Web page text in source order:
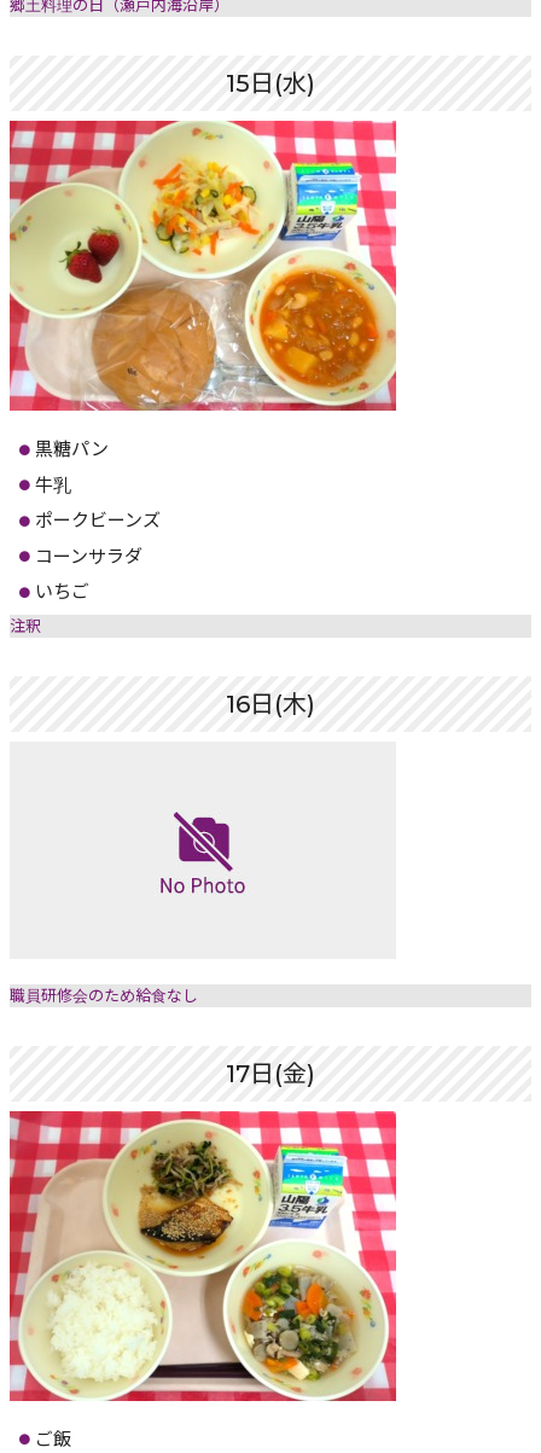
郷土料理の日（瀬戸内海沿岸）
15日(水)
黒糖パン
牛乳
ポークビーンズ
コーンサラダ
いちご
注釈
16日(木)
職員研修会のため給食なし
17日(金)
ご飯